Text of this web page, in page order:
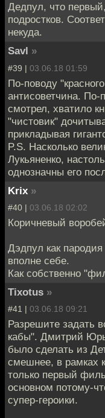
Дедпул, что
подростков.
некуда.
Savl »
#39 | 03.06.18 01:59
По-поводу
антисоветчина.
смотрел, хватило
"чистовик"
прикладывая
P.S. Насколько
Лукьяненко,
однозначны его
Krix »
#40 | 03.06.18 02:02
Коричневый
Дэдпул как
вполне себе.
Как собственно
Tixotus »
#41 | 03.06.18 09:21
Разрешите задать
кабы". Дмитрий
было сделать из
смешнее, в рамках
только первый
основном потому-
супер-героики.